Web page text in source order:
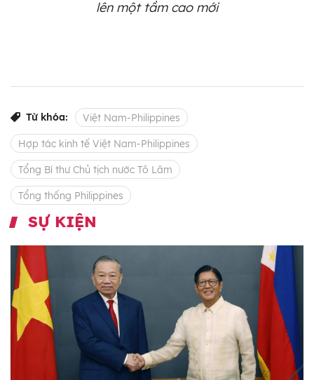
lên một tầm cao mới
Từ khóa: Việt Nam-Philippines
Hợp tác kinh tế Việt Nam-Philippines
Tổng Bí thư Chủ tịch nước Tô Lâm
Tổng thống Philippines
SỰ KIỆN